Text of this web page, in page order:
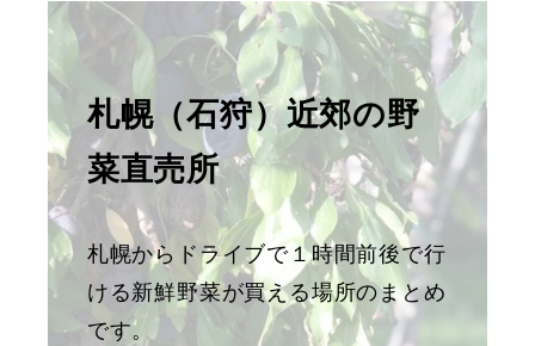
札幌（石狩）近郊の野
菜直売所
札幌からドライブで１時間前後で行
ける新鮮野菜が買える場所のまとめ
です。